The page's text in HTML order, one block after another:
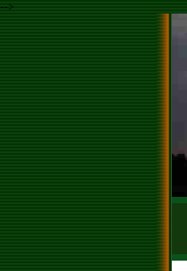
-->